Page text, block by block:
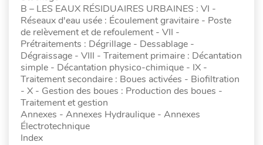
B – LES EAUX RÉSIDUAIRES URBAINES : VI -
Réseaux d'eau usée : Écoulement gravitaire - Poste
de relèvement et de refoulement - VII -
Prétraitements : Dégrillage - Dessablage -
Dégraissage - VIII - Traitement primaire : Décantation
simple - Décantation physico-chimique - IX -
Traitement secondaire : Boues activées - Biofiltration
- X - Gestion des boues : Production des boues -
Traitement et gestion
Annexes - Annexes Hydraulique - Annexes
Électrotechnique
Index